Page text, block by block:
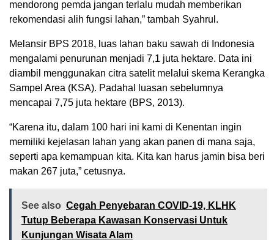
mendorong pemda jangan terlalu mudah memberikan
rekomendasi alih fungsi lahan,” tambah Syahrul.
Melansir BPS 2018, luas lahan baku sawah di Indonesia
mengalami penurunan menjadi 7,1 juta hektare. Data ini
diambil menggunakan citra satelit melalui skema Kerangka
Sampel Area (KSA). Padahal luasan sebelumnya
mencapai 7,75 juta hektare (BPS, 2013).
“Karena itu, dalam 100 hari ini kami di Kenentan ingin
memiliki kejelasan lahan yang akan panen di mana saja,
seperti apa kemampuan kita. Kita kan harus jamin bisa beri
makan 267 juta,” cetusnya.
See also Cegah Penyebaran COVID-19, KLHK
Tutup Beberapa Kawasan Konservasi Untuk
Kunjungan Wisata Alam